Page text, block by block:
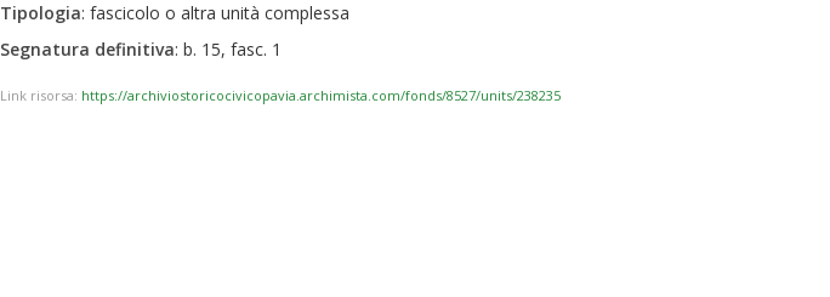
Tipologia: fascicolo o altra unità complessa
Segnatura definitiva: b. 15, fasc. 1
Link risorsa: https://archiviostoricocivicopavia.archimista.com/fonds/8527/units/238235